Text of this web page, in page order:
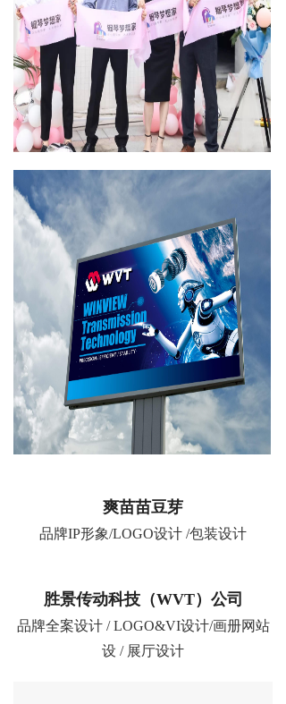
胜景传动科技（WVT）公司
品牌全案设计 / LOGO&VI设计/画册网站
设 / 展厅设计
爽苗苗豆芽
品牌IP形象/LOGO设计 /包装设计